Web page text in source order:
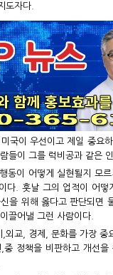
도자다.
국이 우선이고 제일 중요
들이 그를 럭비공과 같은
동이 어떻게 실현될지 모
다. 훗날 그의 업적이 어떻
을 위해 옳다고 판단되면
끌어낼 그런 사람이다.
외교, 경제, 문화를 가장 중
중 정책을 비판하고 개선을